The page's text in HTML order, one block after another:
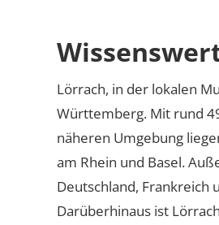
Lörrach, in der lokalen
Württemberg. Mit rund
näheren Umgebung
am Rhein und Basel.
Deutschland, Frankreich
Darüberhinaus ist